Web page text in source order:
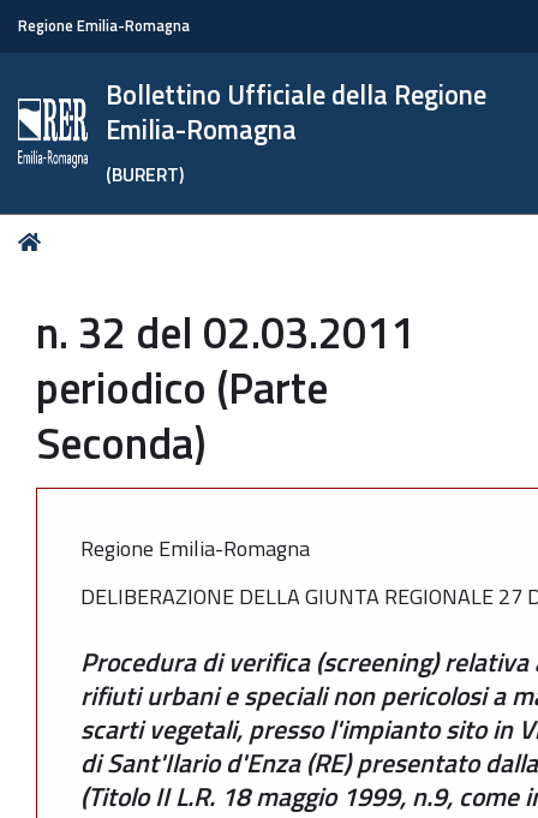
Regione Emilia-Romagna
Bollettino Ufficiale della Regione
Emilia-Romagna
(BURERT)
Tu
n. 32 del 02.03.2011
periodico (Parte
Seconda)
Regione Emilia-Romagna
DELIBERAZIONE DELLA GIUNTA REGIONALE
Procedura di verifica (screening)
rifiuti urbani e speciali non pericolosi a
scarti vegetali, presso l'impianto sito in
di Sant'Ilario d'Enza (RE) presentato
(Titolo II L.R. 18 maggio 1999, n.9,